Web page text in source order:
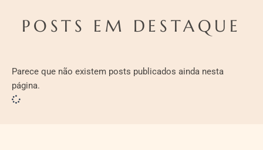
POSTS EM DESTAQUE
Parece que não existem posts publicados ainda nesta
página.